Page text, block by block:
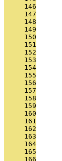
     146
     147
     148
     149
     150
     151
     152
     153
     154
     155
     156
     157
     158
     159
     160
     161
     162
     163
     164
     165
     166